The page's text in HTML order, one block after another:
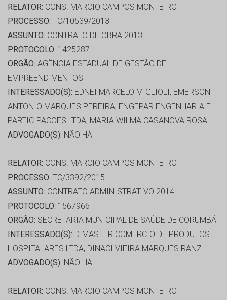
RELATOR: CONS. MARCIO CAMPOS MONTEIRO
PROCESSO: TC/10539/2013
ASSUNTO: CONTRATO DE OBRA 2013
PROTOCOLO: 1425287
ORGÃO: AGÊNCIA ESTADUAL DE GESTÃO DE
EMPREENDIMENTOS
INTERESSADO(S): EDNEI MARCELO MIGLIOLI, EMERSON
ANTONIO MARQUES PEREIRA, ENGEPAR ENGENHARIA E
PARTICIPACOES LTDA, MARIA WILMA CASANOVA ROSA
ADVOGADO(S): NÃO HÁ
RELATOR: CONS. MARCIO CAMPOS MONTEIRO
PROCESSO: TC/3392/2015
ASSUNTO: CONTRATO ADMINISTRATIVO 2014
PROTOCOLO: 1567966
ORGÃO: SECRETARIA MUNICIPAL DE SAÚDE DE CORUMBÁ
INTERESSADO(S): DIMASTER COMERCIO DE PRODUTOS
HOSPITALARES LTDA, DINACI VIEIRA MARQUES RANZI
ADVOGADO(S): NÃO HÁ
RELATOR: CONS. MARCIO CAMPOS MONTEIRO